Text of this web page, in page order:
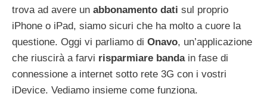
trova ad avere un abbonamento dati sul proprio
iPhone o iPad, siamo sicuri che ha molto a cuore la
questione. Oggi vi parliamo di Onavo, un’applicazione
che riuscirà a farvi risparmiare bandain fase di
connessione a internet sotto rete 3G con i vostri
iDevice. Vediamo insieme come funziona.